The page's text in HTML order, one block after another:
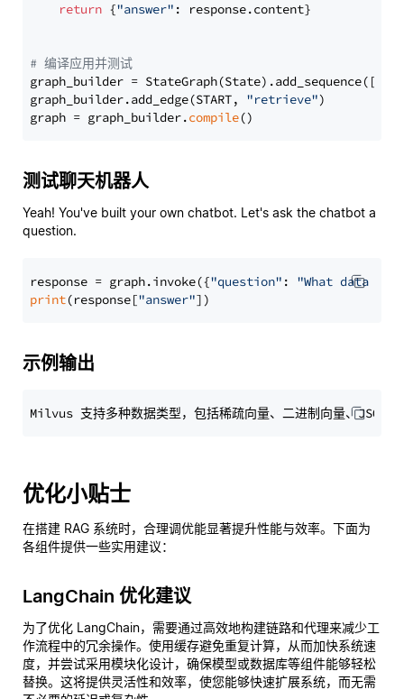
return {"answer" : response.content}
# 编译应用并测试
graph_builder =
graph_builder.add_edge(START, "retrieve")
graph = graph_builder.compile
测试聊天机器人
Yeah! You've built your own chatbot. Let's ask the chatbot a
question.
response = graph.invoke({"question" : "What data
print(response["answer"
示例输出
优化小贴士
在搭建 RAG 系统时，合理调优能显著提升性能与效率。下面为
各组件提供一些实用建议：
LangChain 优化建议
为了优化 LangChain，需要通过高效地构建链路和代理来减少工
作流程中的冗余操作。使用缓存避免重复计算，从而加快系统速
度，并尝试采用模块化设计，确保模型或数据库等组件能够轻松
替换。这将提供灵活性和效率，使您能够快速扩展系统，而无需